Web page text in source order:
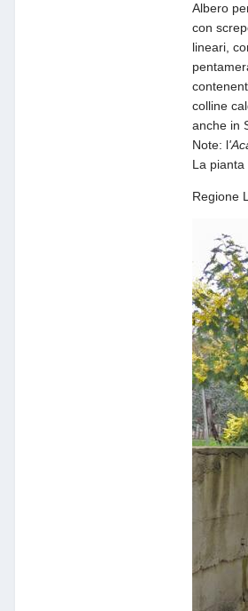
Albero
con
lineari,
colline
anche in
Note: l
La
Regione